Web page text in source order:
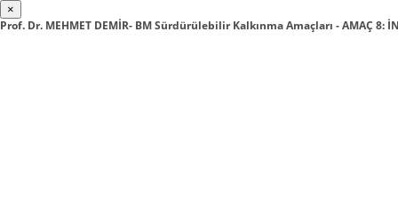
×
Prof. Dr. MEHMET DEMİR- BM Sürdürülebilir Kalkınma Amaçları - AMAÇ 8: